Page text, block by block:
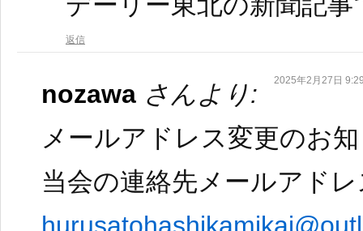
返信
nozawa さんより: 2025年2月27日
メールアドレス変更のお
当会の連絡先メールアド